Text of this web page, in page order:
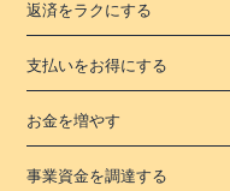
返済をラクにする
支払いをお得にする
お金を増やす
事業資金を調達する